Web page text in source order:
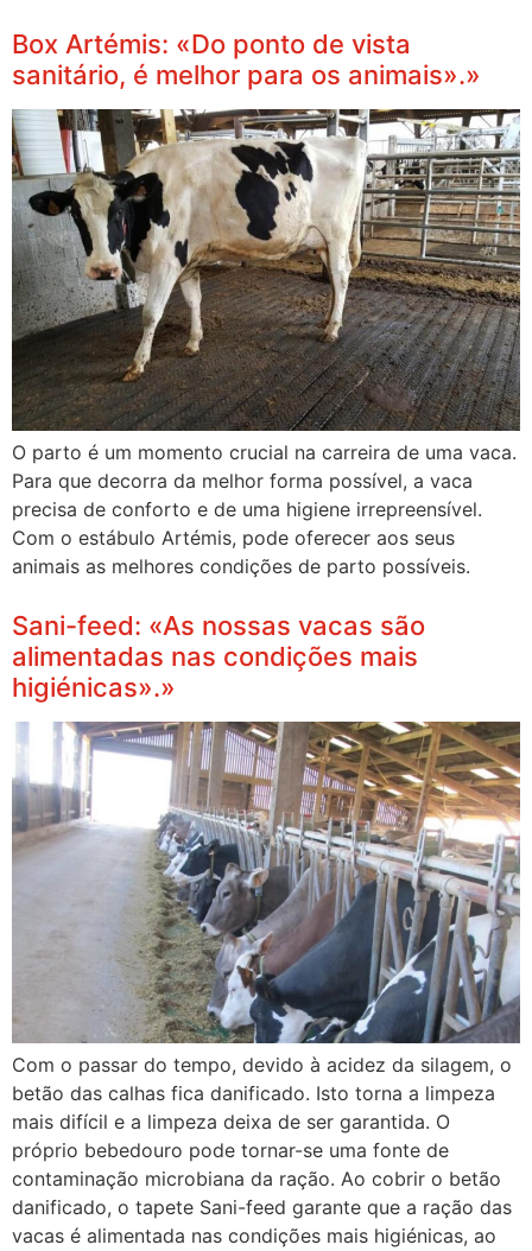
Box Artémis: «Do ponto de vista
sanitário, é melhor para os animais».»
O parto é um momento crucial na carreira de uma vaca.
Para que decorra da melhor forma possível, a vaca
precisa de conforto e de uma higiene irrepreensível.
Com o estábulo Artémis, pode oferecer aos seus
animais as melhores condições de parto possíveis.
Sani-feed: «As nossas vacas são
alimentadas nas condições mais
higiénicas».»
Com o passar do tempo, devido à acidez da silagem, o
betão das calhas fica danificado. Isto torna a limpeza
mais difícil e a limpeza deixa de ser garantida. O
próprio bebedouro pode tornar-se uma fonte de
contaminação microbiana da ração. Ao cobrir o betão
danificado, o tapete Sani-feed garante que a ração das
vacas é alimentada nas condições mais higiénicas, ao